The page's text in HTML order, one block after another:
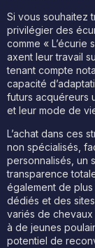
Si vous souhaitez
privilégier des
comme « L’écurie
axent leur travail
tenant compte
capacité
futurs acquéreurs
et leur mode de
L’achat dans ces
non spécialisés,
personnalisés, un
transparence
également de
dédiés et des
variés de chevaux
à de jeunes
potentiel de